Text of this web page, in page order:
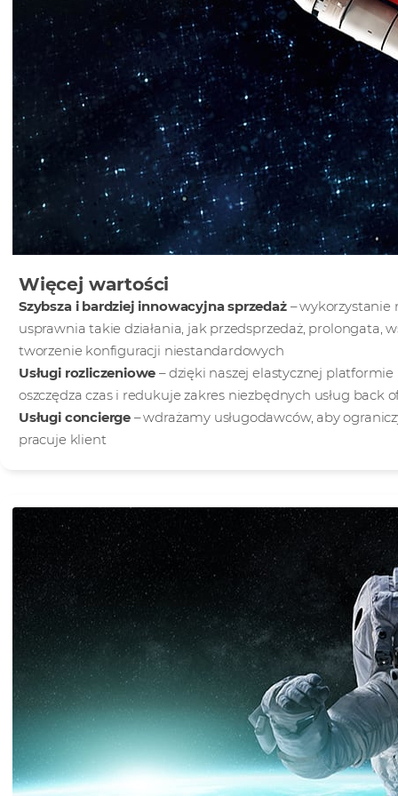
Więcej wartości
Szybsza i bardziej innowacyjna sprzedaż– wykorzystanie
usprawnia takie działania, jak przedsprzedaż, prolongata,
tworzenie konfiguracji niestandardowych
Usługi rozliczeniowe – dzięki naszej elastycznej
oszczędza czas i redukuje zakres niezbędnych usług back
Usługi concierge – wdrażamy usługodawców, aby
pracuje klient